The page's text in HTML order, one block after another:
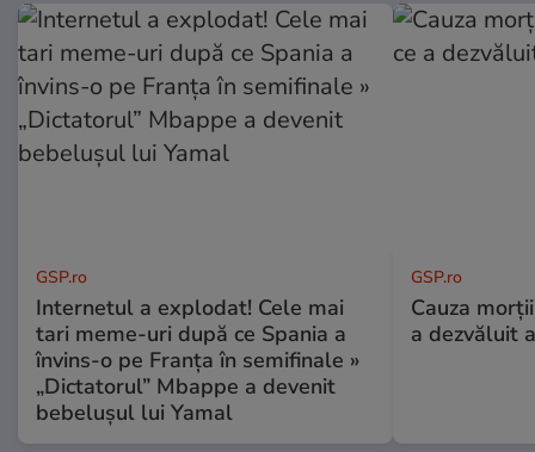
GSP.ro
Internetul a explodat! Cele mai
tari meme-uri după ce Spania a
învins-o pe Franța în semifinale »
„Dictatorul” Mbappe a devenit
bebelușul lui Yamal
GSP.ro
Cauza
a dezvăluit